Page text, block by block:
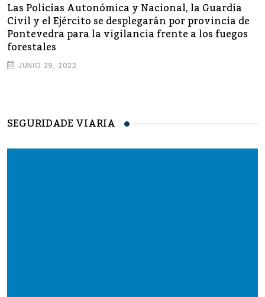
Las Policías Autonómica y Nacional, la Guardia
Civil y el Ejército se desplegarán por provincia de
Pontevedra para la vigilancia frente a los fuegos
forestales
JUNIO 29, 2022
SEGURIDADE VIARIA